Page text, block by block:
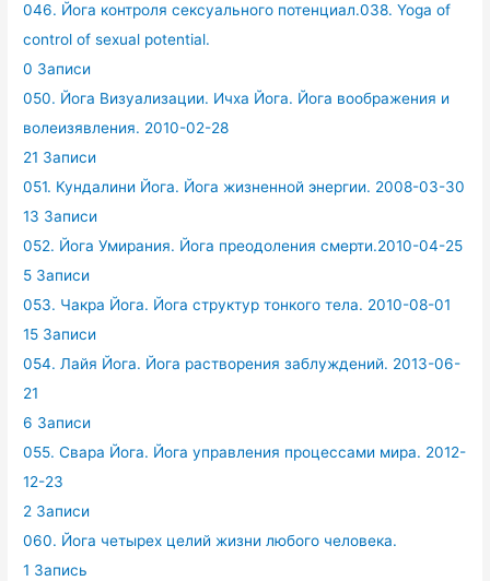
046. Йога контроля сексуального потенциал.038. Yoga of
control of sexual potential.
0 Записи
050. Йога Визуализации. Ичха Йога. Йога воображения и
волеизявления. 2010-02-28
21 Записи
051. Кундалини Йога. Йога жизненной энергии. 2008-03-30
13 Записи
052. Йога Умирания. Йога преодоления смерти.2010-04-25
5 Записи
053. Чакра Йога. Йога структур тонкого тела. 2010-08-01
15 Записи
054. Лайя Йога. Йога растворения заблуждений. 2013-06-
21
6 Записи
055. Свара Йога. Йога управления процессами мира. 2012-
12-23
2 Записи
060. Йога четырех целий жизни любого человека.
1 Запись